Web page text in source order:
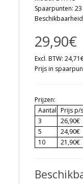
Spaarpunten: 23
29,90€
Excl. BTW:
Prijs in
Prijzen:
Aantal Prijs p/
3
26,90€
5
24,90€
10
21,90€